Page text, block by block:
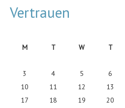
Vertrauen
M T W T
3
4 5 6
10
11 12 13
17
18 19 20